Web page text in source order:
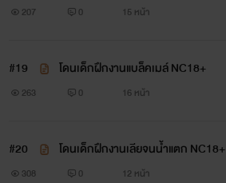
🔥NC18+
207 0 15 หน้า
#19 โดนเด็กฝึกงานแบล็คเมล์ NC18+
263 0 16 หน้า
#20 โดนเด็กฝึกงานเลียจนน้ำแตก NC18+
308 0 12 หน้า